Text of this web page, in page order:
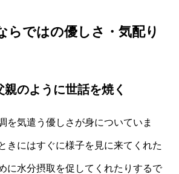
らではの優しさ・気配り
のように世話を焼く
を気遣う優しさが身についていま
きにはすぐに様子を見に来てくれた
に水分摂取を促してくれたりするで